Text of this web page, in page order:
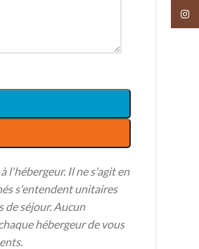
l'hébergeur. Il ne s'agit en
s'entendent unitaires
de séjour. Aucun
hébergeur de vous